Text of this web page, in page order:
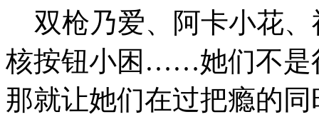
双枪乃爱、阿卡小花、
核按钮小困……她们不是
那就让她们在过把瘾的